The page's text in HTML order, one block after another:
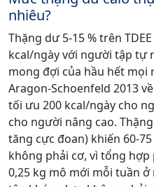
nhiêu?
Thặng dư 5-15 % trên
kcal/ngày với người tập tự
mong đợi của hầu hết mọi
Aragon-Schoenfeld 2013
tối ưu 200 kcal/ngày cho
cho người nâng cao.
tăng cực đoan) khiến 60-
không phải cơ, vì tổng
0,25 kg mô mới mỗi tuần